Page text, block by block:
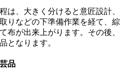
は、大きく分けると意匠設計、
りなどの下準備作業を経て、綜
布が出来上がります。その後、
となります。
品